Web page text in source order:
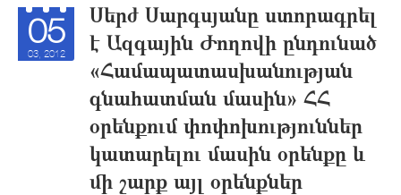
05
03, 2012
Սերժ Սարգսյանը ստորագրել
է Ազգային Ժողովի ընդունած
«Համապատասխանության
գնահատման մասին» ՀՀ
օրենքում փոփոխություններ
կատարելու մասին օրենքը և
մի շարք այլ օրենքներ